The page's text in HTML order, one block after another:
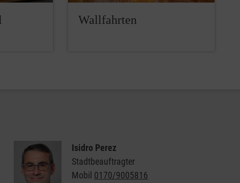
Wallfahrten
Isidro Perez
Stadtbeauftragter
Mobil 0170/9005816